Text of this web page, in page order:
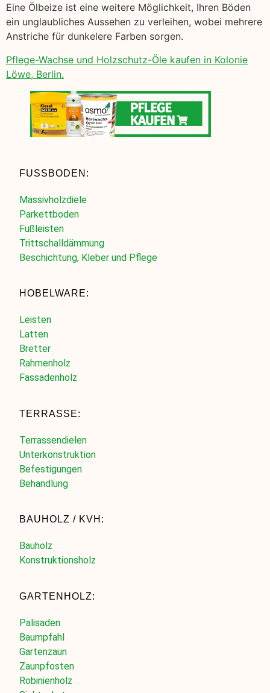
Eine Ölbeize ist eine weitere Möglichkeit, Ihren Böden
ein unglaubliches Aussehen zu verleihen, wobei mehrere
Anstriche für dunkelere Farben sorgen.
Pflege-Wachse und Holzschutz-Öle kaufen in Kolonie
Löwe, Berlin.
FUSSBODEN:
Massivholzdiele
Parkettboden
Fußleisten
Trittschalldämmung
Beschichtung, Kleber und Pflege
HOBELWARE:
Leisten
Latten
Bretter
Rahmenholz
Fassadenholz
TERRASSE:
Terrassendielen
Unterkonstruktion
Befestigungen
Behandlung
BAUHOLZ / KVH:
Bauholz
Konstruktionsholz
GARTENHOLZ:
Palisaden
Baumpfahl
Gartenzaun
Zaunpfosten
Robinienholz